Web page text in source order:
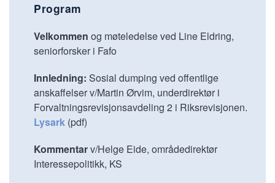
Program
Velkommen og møteledelse ved Line Eldring,
seniorforsker i Fafo
Innledning: Sosial dumping ved offentlige
anskaffelser v/Martin Ørvim, underdirektør i
Forvaltningsrevisjonsavdeling 2 i Riksrevisjonen.
Lysark (pdf)
Kommentarv/Helge Eide, områdedirektør
Interessepolitikk, KS